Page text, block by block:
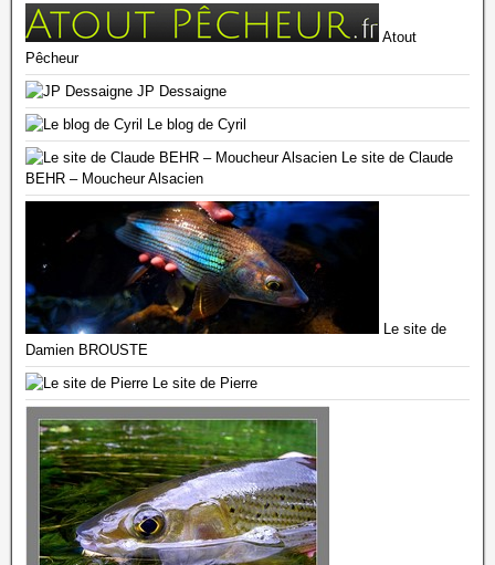
Atout
Pêcheur
JP Dessaigne
Le blog de Cyril
Le site de Claude
BEHR – Moucheur Alsacien
Le site de
Damien BROUSTE
Le site de Pierre